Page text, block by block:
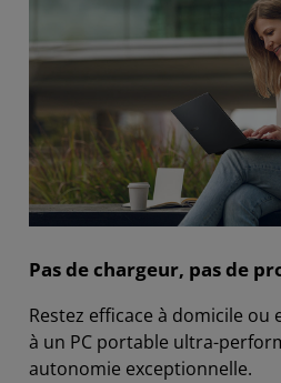
Pas de chargeur, pas de
Restez efficace à domicile ou
à un PC portable ultra-
autonomie exceptionnelle.